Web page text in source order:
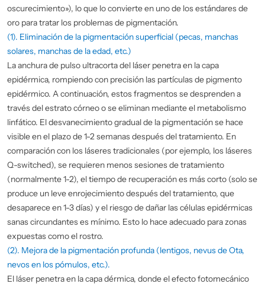
oscurecimiento»), lo que lo convierte en uno de los estándares de
oro para tratar los problemas de pigmentación.
(1). Eliminación de la pigmentación superficial (pecas, manchas
solares, manchas de la edad, etc.)
La anchura de pulso ultracorta del láser penetra en la capa
epidérmica, rompiendo con precisión las partículas de pigmento
epidérmico. A continuación, estos fragmentos se desprenden a
través del estrato córneo o se eliminan mediante el metabolismo
linfático. El desvanecimiento gradual de la pigmentación se hace
visible en el plazo de 1-2 semanas después del tratamiento. En
comparación con los láseres tradicionales (por ejemplo, los láseres
Q-switched), se requieren menos sesiones de tratamiento
(normalmente 1-2), el tiempo de recuperación es más corto (solo se
produce un leve enrojecimiento después del tratamiento, que
desaparece en 1-3 días) y el riesgo de dañar las células epidérmicas
sanas circundantes es mínimo. Esto lo hace adecuado para zonas
expuestas como el rostro.
(2). Mejora de la pigmentación profunda (lentigos, nevus de Ota,
nevos en los pómulos, etc.).
El láser penetra en la capa dérmica, donde el efecto fotomecánico